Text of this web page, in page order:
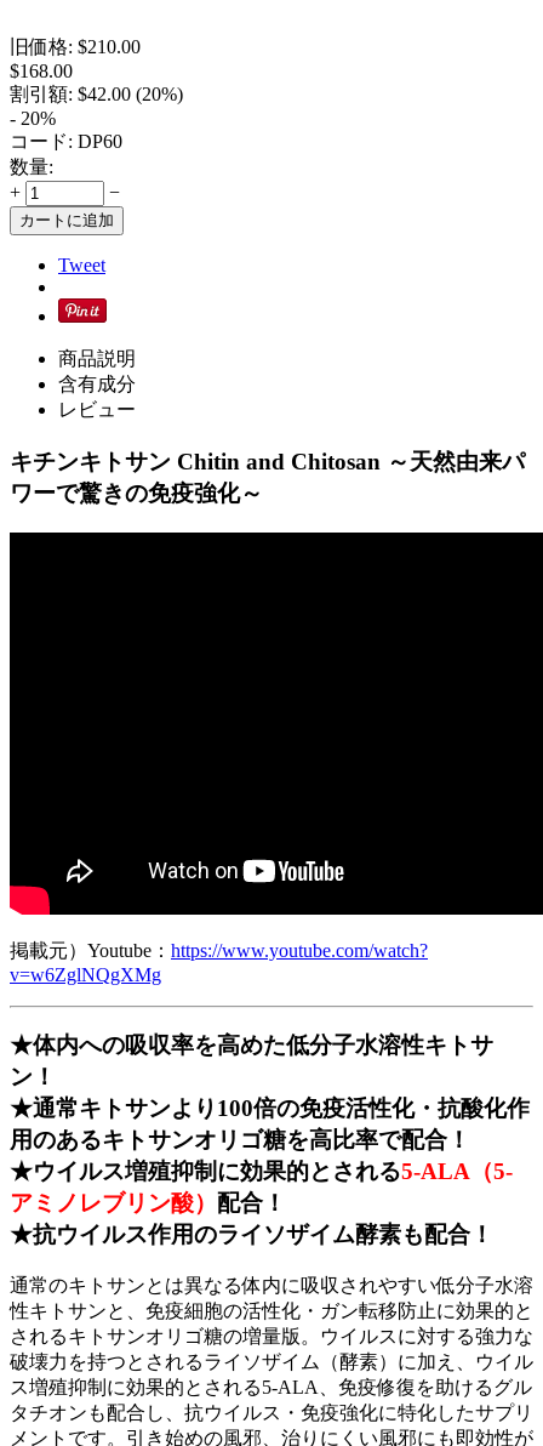
旧価格: $210.00
$168.00
割引額: $42.00 (20%)
- 20%
コード: DP60
数量:
+
−
カートに追加
Tweet
商品説明
含有成分
レビュー
キチンキトサン Chitin and Chitosan ～天然由来パ
ワーで驚きの免疫強化～
掲載元）Youtube： https://www.youtube.com/watch?
v=w6ZglNQgXMg
★体内への吸収率を高めた低分子水溶性キトサ
ン！
★通常キトサンより100倍の免疫活性化・抗酸化作
用のあるキトサンオリゴ糖を高比率で配合！
★ウイルス増殖抑制に効果的とされる5-ALA（5-
アミノレブリン酸） 配合！
★抗ウイルス作用のライソザイム酵素も配合！
通常のキトサンとは異なる体内に吸収されやすい低分子水溶
性キトサンと、免疫細胞の活性化・ガン転移防止に効果的と
されるキトサンオリゴ糖の増量版。ウイルスに対する強力な
破壊力を持つとされるライソザイム（酵素）に加え、ウイル
ス増殖抑制に効果的とされる5-ALA、免疫修復を助けるグル
タチオンも配合し、抗ウイルス・免疫強化に特化したサプリ
メントです。引き始めの風邪、治りにくい風邪にも即効性が